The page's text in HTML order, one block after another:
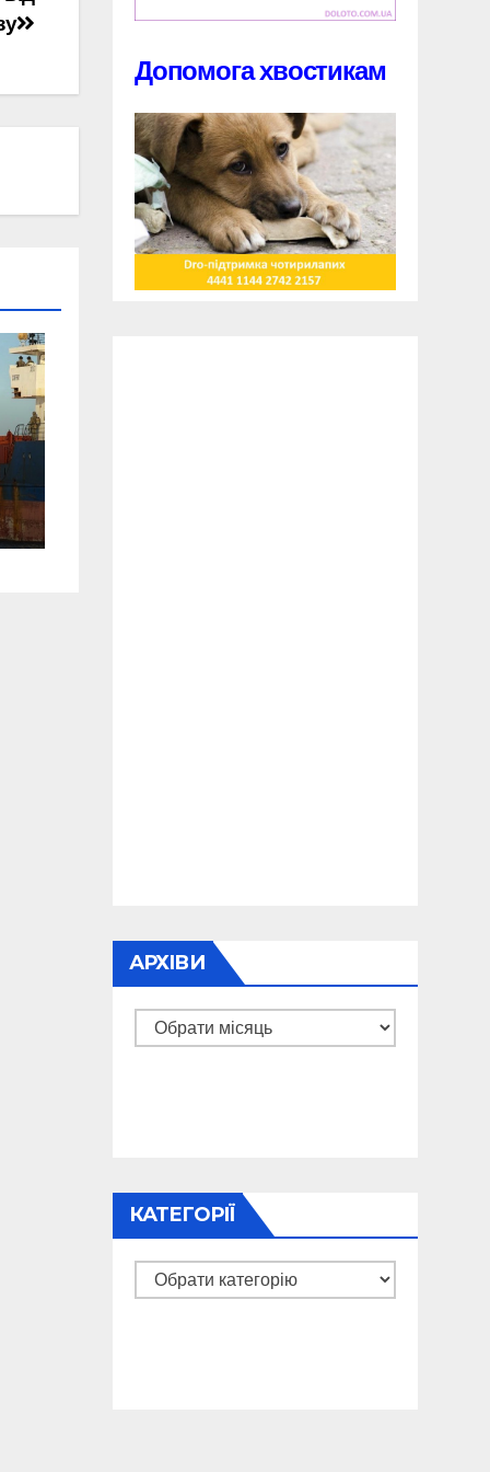
Допомога хвостикам
АРХІВИ
Архіви
КАТЕГОРІЇ
Категорії